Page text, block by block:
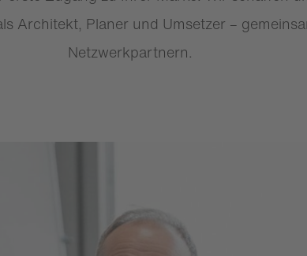
Architekt, Planer und Umsetzer –
Netzwerkpartnern.